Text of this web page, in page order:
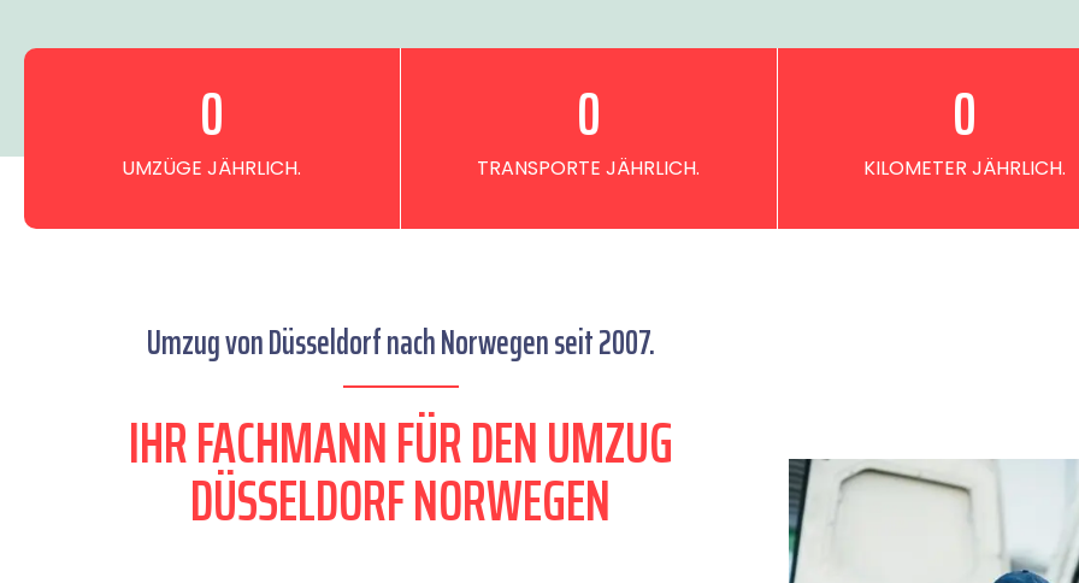
UMZÜGE JÄHRLICH.
0
TRANSPORTE JÄHRLICH.
0
KILOMETER JÄHRLICH.
0
Umzug von Düsseldorf nach Norwegen seit 2007.
IHR FACHMANN FÜR DEN UMZUG
DÜSSELDORF NORWEGEN